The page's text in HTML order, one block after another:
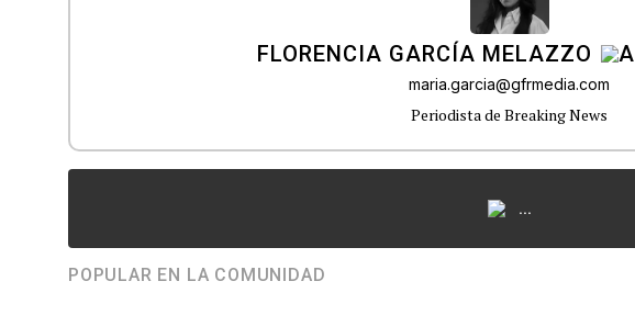
FLORENCIA GARCÍA MELAZZO
maria.garcia@gfrmedia.com
Periodista de Breaking News
...
POPULAR EN LA COMUNIDAD